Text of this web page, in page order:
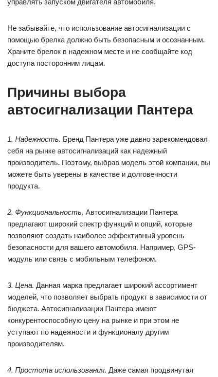
управлять запуском двигателя автомобиля.
Не забывайте, что использование автосигнализации с
помощью брелка должно быть безопасным и осознанным.
Храните брелок в надежном месте и не сообщайте код
доступа посторонним лицам.
Причины выбора
автосигнализации Пантера
1. Надежность. Бренд Пантера уже давно зарекомендовал
себя на рынке автосигнализаций как надежный
производитель. Поэтому, выбрав модель этой компании, вы
можете быть уверены в качестве и долговечности
продукта.
2. Функциональность. Автосигнализации Пантера
предлагают широкий спектр функций и опций, которые
позволяют создать наиболее эффективный уровень
безопасности для вашего автомобиля. Например, GPS-
модуль или связь с мобильным телефоном.
3. Цена. Данная марка предлагает широкий ассортимент
моделей, что позволяет выбрать продукт в зависимости от
бюджета. Автосигнализации Пантера имеют
конкурентоспособную цену на рынке и при этом не
уступают по надежности и функционалу другим
производителям.
4. Простота использования. Даже самая продвинутая